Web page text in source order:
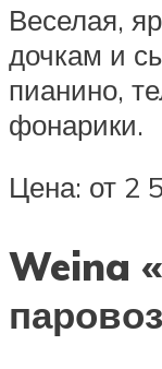
Веселая,
дочкам и
пианино,
фонарики.
Цена: от 2
Weina